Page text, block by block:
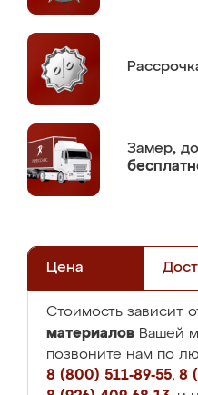
Замер,
Цена
Стоимость зависит
материалов Вашей
позвоните нам по
8 (800) 511-89-55, 8